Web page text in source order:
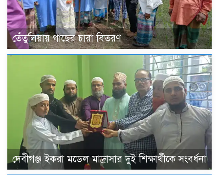
তেঁতুলিয়ায় গাছের চারা বিতরণ
দেবীগঞ্জ ইকরা মডেল মাদ্রাসার দুই শিক্ষার্থীকে সংবর্ধনা